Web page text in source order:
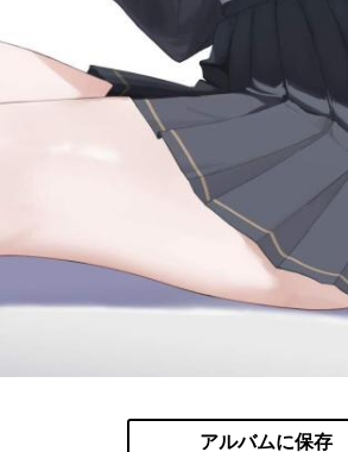
アルバムに保存